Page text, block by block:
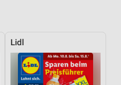
Lidl